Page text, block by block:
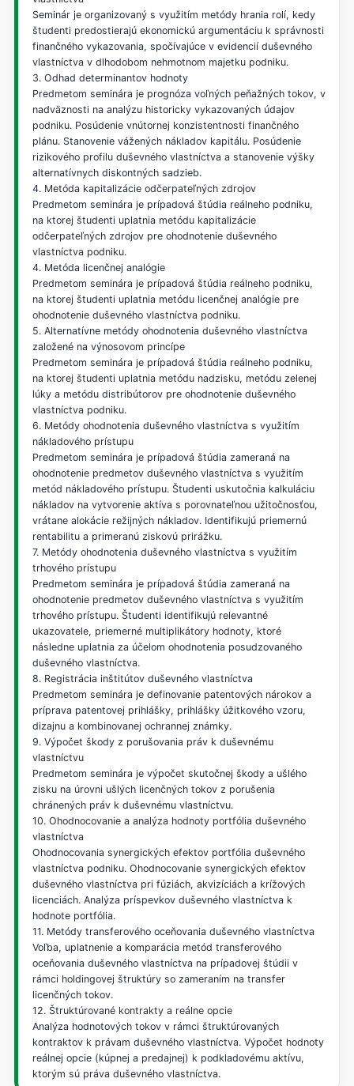
Seminár je organizovaný s využitím metódy hrania rolí, kedy
študenti predostierajú ekonomickú argumentáciu k správnosti
finančného vykazovania, spočívajúce v evidencií duševného
vlastníctva v dlhodobom nehmotnom majetku podniku.
3. Odhad determinantov hodnoty
Predmetom seminára je prognóza voľných peňažných tokov, v
nadväznosti na analýzu historicky vykazovaných údajov
podniku. Posúdenie vnútornej konzistentnosti finančného
plánu. Stanovenie vážených nákladov kapitálu. Posúdenie
rizikového profilu duševného vlastníctva a stanovenie výšky
alternatívnych diskontných sadzieb.
4. Metóda kapitalizácie odčerpateľných zdrojov
Predmetom seminára je prípadová štúdia reálneho podniku,
na ktorej študenti uplatnia metódu kapitalizácie
odčerpateľných zdrojov pre ohodnotenie duševného
vlastníctva podniku.
4. Metóda licenčnej analógie
Predmetom seminára je prípadová štúdia reálneho podniku,
na ktorej študenti uplatnia metódu licenčnej analógie pre
ohodnotenie duševného vlastníctva podniku.
5. Alternatívne metódy ohodnotenia duševného vlastníctva
založené na výnosovom princípe
Predmetom seminára je prípadová štúdia reálneho podniku,
na ktorej študenti uplatnia metódu nadzisku, metódu zelenej
lúky a metódu distribútorov pre ohodnotenie duševného
vlastníctva podniku.
6. Metódy ohodnotenia duševného vlastníctva s využitím
nákladového prístupu
Predmetom seminára je prípadová štúdia zameraná na
ohodnotenie predmetov duševného vlastníctva s využitím
metód nákladového prístupu. Študenti uskutočnia kalkuláciu
nákladov na vytvorenie aktíva s porovnateľnou užitočnosťou,
vrátane alokácie režijných nákladov. Identifikujú priemernú
rentabilitu a primeranú ziskovú prirážku.
7. Metódy ohodnotenia duševného vlastníctva s využitím
trhového prístupu
Predmetom seminára je prípadová štúdia zameraná na
ohodnotenie predmetov duševného vlastníctva s využitím
trhového prístupu. Študenti identifikujú relevantné
ukazovatele, priemerné multiplikátory hodnoty, ktoré
následne uplatnia za účelom ohodnotenia posudzovaného
duševného vlastníctva.
8. Registrácia inštitútov duševného vlastníctva
Predmetom seminára je definovanie patentových nárokov a
príprava patentovej prihlášky, prihlášky úžitkového vzoru,
dizajnu a kombinovanej ochrannej známky.
9. Výpočet škody z porušovania práv k duševnému
vlastníctvu
Predmetom seminára je výpočet skutočnej škody a ušlého
zisku na úrovni ušlých licenčných tokov z porušenia
chránených práv k duševnému vlastníctvu.
10. Ohodnocovanie a analýza hodnoty portfólia duševného
vlastníctva
Ohodnocovania synergických efektov portfólia duševného
vlastníctva podniku. Ohodnocovanie synergických efektov
duševného vlastníctva pri fúziách, akvizíciách a krížových
licenciách. Analýza príspevkov duševného vlastníctva k
hodnote portfólia.
11. Metódy transferového oceňovania duševného vlastníctva
Voľba, uplatnenie a komparácia metód transferového
oceňovania duševného vlastníctva na prípadovej štúdii v
rámci holdingovej štruktúry so zameraním na transfer
licenčných tokov.
12. Štruktúrované kontrakty a reálne opcie
Analýza hodnotových tokov v rámci štruktúrovaných
kontraktov k právam duševného vlastníctva. Výpočet hodnoty
reálnej opcie (kúpnej a predajnej) k podkladovému aktívu,
ktorým sú práva duševného vlastníctva.